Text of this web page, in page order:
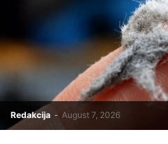
Redakcija - August 7, 2026